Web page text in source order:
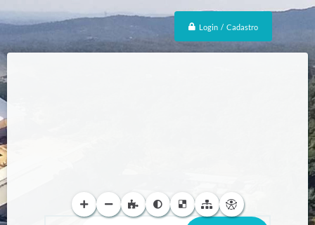
Login / Cadastro